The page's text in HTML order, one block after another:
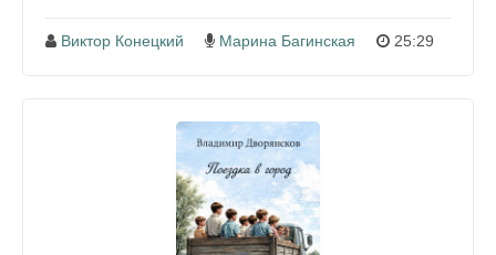
Виктор Конецкий Марина Багинская 25:29